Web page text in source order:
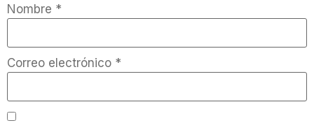
Nombre *
Correo electrónico *